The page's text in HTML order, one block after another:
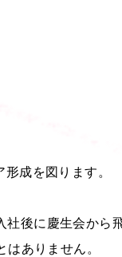
成を図ります。
後に慶生会から
ありません。